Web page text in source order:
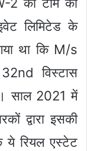
2 की टीम को
लिमिटेड के
था कि M/s
विस्टास
साल 2021 में
द्वारा इसकी
ये रियल एस्टेट